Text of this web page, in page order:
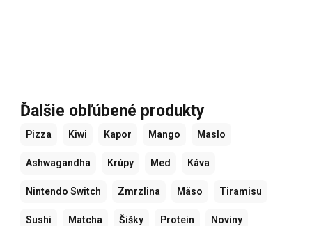
Ďalšie obľúbené produkty
Pizza Kiwi Kapor Mango Maslo
Ashwagandha Krúpy Med Káva
Nintendo Switch Zmrzlina Mäso Tiramisu
Sushi Matcha Šišky Protein Noviny